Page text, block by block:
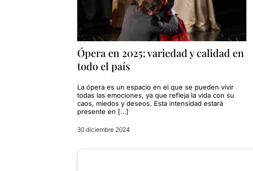
Ópera en 2025: variedad y calidad en
todo el país
La ópera es un espacio en el que se pueden vivir
todas las emociones, ya que refleja la vida con su
caos, miedos y deseos. Esta intensidad estará
presente en […]
30 diciembre 2024